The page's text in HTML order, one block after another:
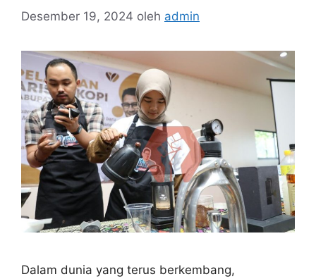
Desember 19, 2024 oleh admin
Dalam dunia yang terus berkembang,